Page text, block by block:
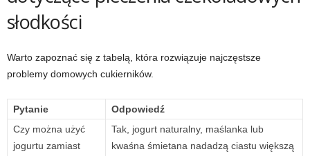
słodkości
Warto zapoznać się z tabelą, która rozwiązuje najczęstsze
problemy domowych cukierników.
Pytanie
Odpowiedź
Czy można użyć
jogurtu zamiast
Tak, jogurt naturalny, maślanka lub
kwaśna śmietana nadadzą ciastu większą